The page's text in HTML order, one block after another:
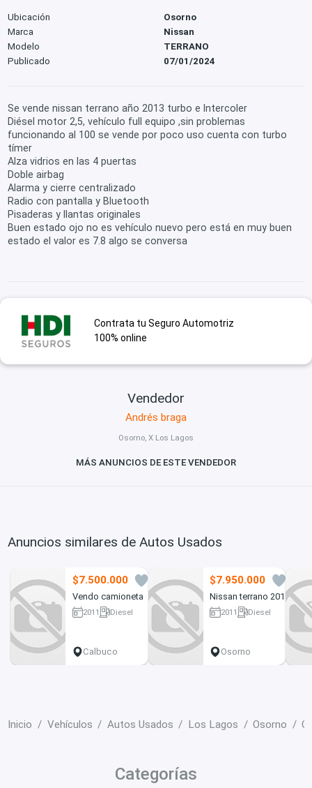
Ubicación
Osorno
Marca
Nissan
Modelo
TERRANO
Publicado
07/01/2024
Se vende nissan terrano año 2013 turbo e Intercoler
Diésel motor 2,5, vehículo full equipo ,sin problemas
funcionando al 100 se vende por poco uso cuenta con turbo
tímer
Alza vidrios en las 4 puertas
Doble airbag
Alarma y cierre centralizado
Radio con pantalla y Bluetooth
Pisaderas y llantas originales
Buen estado ojo no es vehículo nuevo pero está en muy buen
estado el valor es 7.8 algo se conversa
Contrata tu Seguro Automotriz
100% online
Vendedor
Andrés braga
Osorno, X Los Lagos
MÁS ANUNCIOS DE ESTE VENDEDOR
Anuncios similares de Autos Usados
$7.500.000
Vendo camioneta
2011
Diesel
Calbuco
$7.950.000
Nissan terrano 2011
2011
Diesel
Osorno
Inicio Vehículos Autos Usados Los Lagos Osorno
Categorías